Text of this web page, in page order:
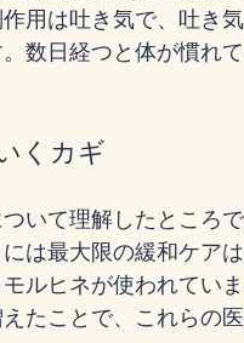
用は吐き気で、吐き
数日経つと体が慣れ
くカギ
いて理解したところ
は最大限の緩和ケアは
ルヒネが使われてい
たことで、これらの